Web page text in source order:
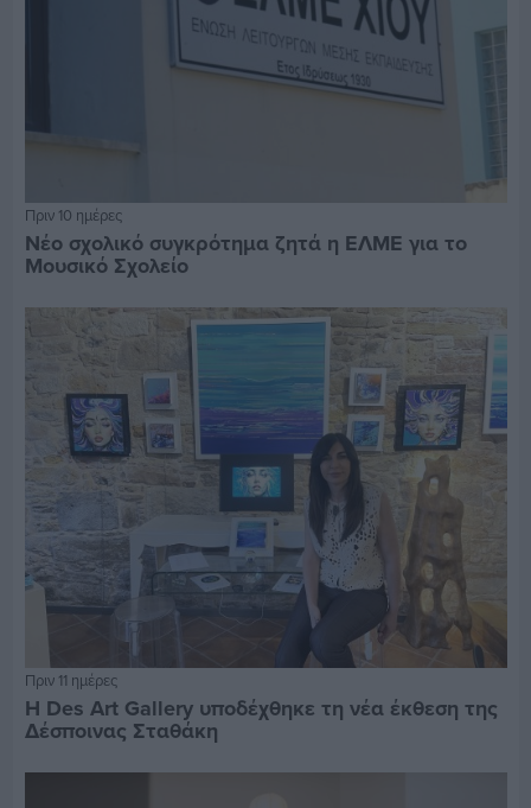
Πριν 10 ημέρες
Νέο σχολικό συγκρότημα ζητά η ΕΛΜΕ για το
Μουσικό Σχολείο
Πριν 11 ημέρες
Η Des Art Gallery υποδέχθηκε τη νέα έκθεση της
Δέσποινας Σταθάκη